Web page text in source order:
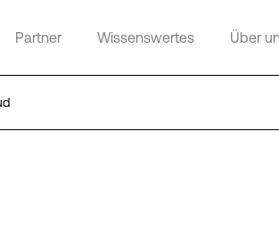
Partner Wissenswertes Über